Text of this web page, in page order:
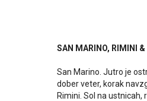
SAN MARINO, RIMINI
San Marino. Jutro je
dober veter, korak
Rimini. Sol na